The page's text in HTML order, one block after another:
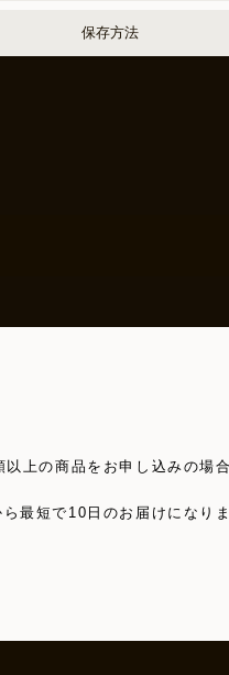
保存方法
上の商品をお申し込みの場
最短で10日のお届けになりま